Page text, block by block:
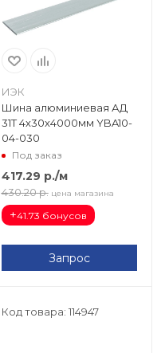
ИЭК
Шина алюминиевая АД
31Т 4х30х4000мм YBA10-
04-030
Под заказ
417.29 р./м
430.20 р. цена магазина
+41.73 бонусов
Запрос
Код товара: 114947